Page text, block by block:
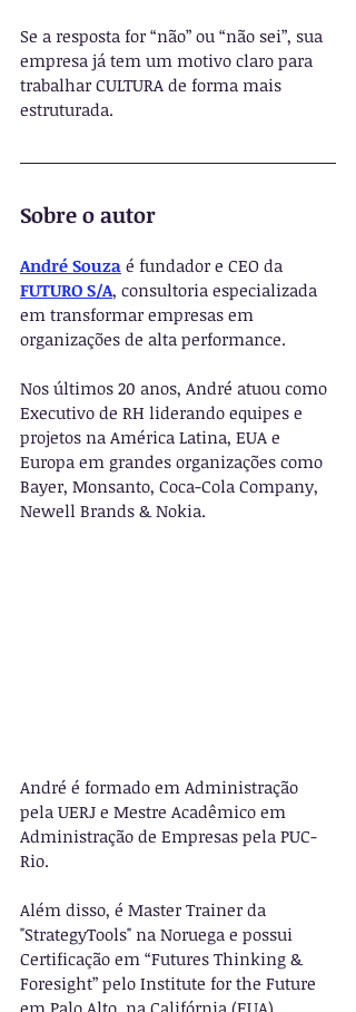
Se a resposta for “não” ou “não sei”, sua
empresa já tem um motivo claro para
trabalhar CULTURA de forma mais
estruturada.
Sobre o autor
André Souza é fundador e CEO da
FUTURO S/A, consultoria especializada
em transformar empresas em
organizações de alta performance.
Nos últimos 20 anos, André atuou como
Executivo de RH liderando equipes e
projetos na América Latina, EUA e
Europa em grandes organizações como
Bayer, Monsanto, Coca-Cola Company,
Newell Brands & Nokia.
André é formado em Administração
pela UERJ e Mestre Acadêmico em
Administração de Empresas pela PUC-
Rio.
Além disso, é Master Trainer da
"StrategyTools" na Noruega e possui
Certificação em “Futures Thinking &
Foresight” pelo Institute for the Future
em Palo Alto, na Califórnia (EUA).